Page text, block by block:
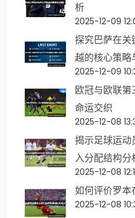
析
2025-12-09
探究巴萨在关
越的核心策略
2025-12-09
欧冠与欧联
命运交织
2025-12-08
揭示足球运动
入分配结构分
2025-12-08
如何评价罗本
2025-12-08